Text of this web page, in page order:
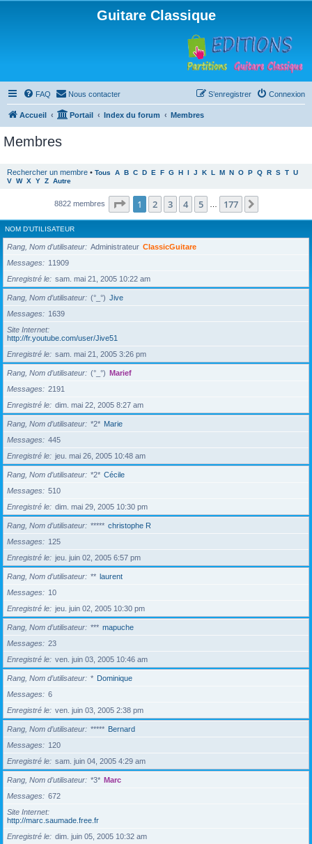
Guitare Classique
FAQ Nous contacter Connexion
S’enregistrer
Accueil Portail Index du forum Membres
Membres
Rechercher un membre • Tous A B C D E F G H I J K L M N O P Q R S T U
V W X Y Z Autre
8822 membres Page 1sur177
1 2 3 4 5 177
NOM D’UTILISATEUR
Rang, Nom d’utilisateur Administrateur ClassicGuitare
Messages
11909
Enregistré le
sam. mai 21, 2005 10:22 am
Rang, Nom d’utilisateur (°_°) Jive
Messages
1639
Site Internet
http://fr.youtube.com/user/Jive51
Enregistré le
sam. mai 21, 2005 3:26 pm
Rang, Nom d’utilisateur (°_°) Marief
Messages
2191
Enregistré le
dim. mai 22, 2005 8:27 am
Rang, Nom d’utilisateur *2* Marie
Messages
445
Enregistré le
jeu. mai 26, 2005 10:48 am
Rang, Nom d’utilisateur *2* Cécile
Messages
510
Enregistré le
dim. mai 29, 2005 10:30 pm
Rang, Nom d’utilisateur ***** christophe R
Messages
125
Enregistré le
jeu. juin 02, 2005 6:57 pm
Rang, Nom d’utilisateur ** laurent
Messages
10
Enregistré le
jeu. juin 02, 2005 10:30 pm
Rang, Nom d’utilisateur *** mapuche
Messages
23
Enregistré le
ven. juin 03, 2005 10:46 am
Rang, Nom d’utilisateur * Dominique
Messages
6
Enregistré le
ven. juin 03, 2005 2:38 pm
Rang, Nom d’utilisateur ***** Bernard
Messages
120
Enregistré le
sam. juin 04, 2005 4:29 am
Rang, Nom d’utilisateur *3* Marc
Messages
672
Site Internet
http://marc.saumade.free.fr
Enregistré le
dim. juin 05, 2005 10:32 am